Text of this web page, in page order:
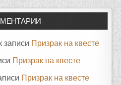
записи Призрак на квесте
Призрак на квесте
Призрак на квесте